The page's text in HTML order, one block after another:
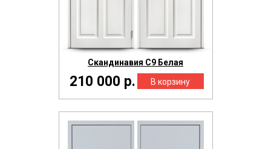
Скандинавия С9 Белая
210 000 р.